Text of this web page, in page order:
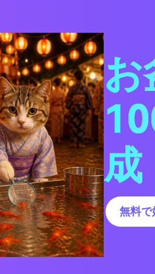
ムワークショップ
ビー
灯るパーラー
合う色は？
でヴィンテージカラーパレット
ジパレットのビジュアルを作成
ジパレットが
は、穏やかなコントラストに基づ
ル、馴染みのある優しいアクセン
お
成
無料